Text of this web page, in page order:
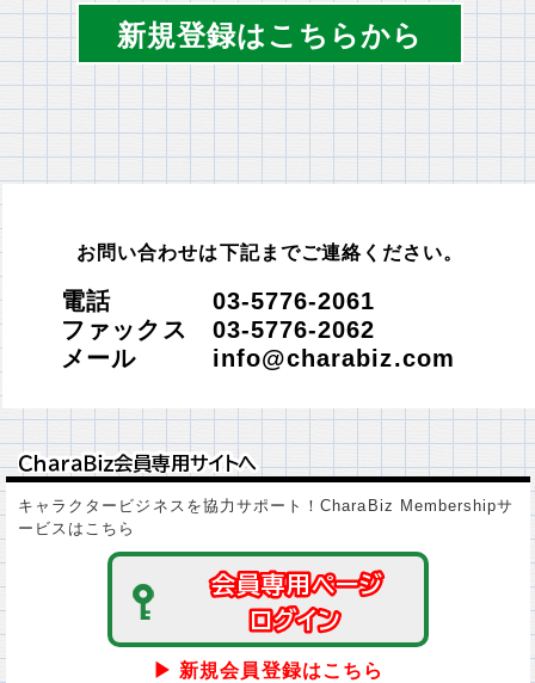
新規登録はこちらから
お問い合わせは下記までご連絡ください。
電話 03-5776-2061
ファックス 03-5776-2062
メール info@charabiz.com
ＣｈａｒａＢｉｚ会員専用サイトへ
ＣｈａｒａＢｉｚ会員専用サイトへ
キャラクタービジネスを協力サポート！CharaBiz Membershipサ
ービスはこちら
会員専用ページ
会員専用ページ
ログイン
ログイン
▶ 新規会員登録はこちら